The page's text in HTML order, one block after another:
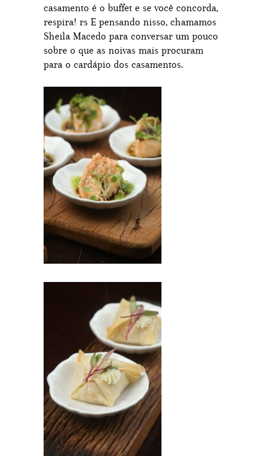
casamento é o buffet e se você concorda,
respira! rs E pensando nisso, chamamos
Sheila Macedo para conversar um pouco
sobre o que as noivas mais procuram
para o cardápio dos casamentos.